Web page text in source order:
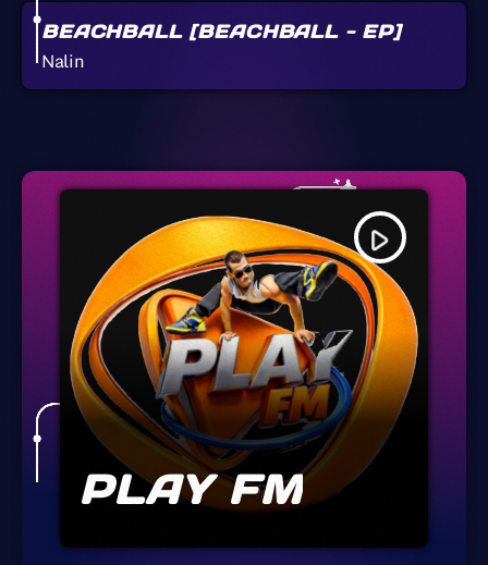
BEACHBALL [BEACHBALL - EP]
Nalin
play_arrow
PLAY FM